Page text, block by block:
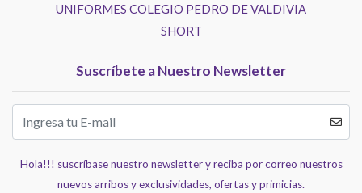
UNIFORMES COLEGIO PEDRO DE VALDIVIA
SHORT
Suscríbete a Nuestro Newsletter
Hola!!! suscríbase nuestro newsletter y reciba por correo nuestros
nuevos arribos y exclusividades, ofertas y primicias.